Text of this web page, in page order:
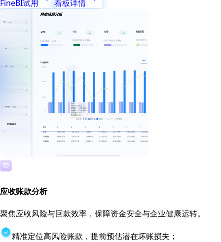
FineBI试用
看板详情
应收账款分析
聚焦应收风险与回款效率，保障资金安全与企业健康运转。
精准定位高风险账款，提前预估潜在坏账损失；